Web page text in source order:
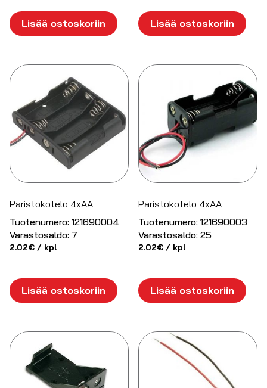
Lisää ostoskoriin Lisää ostoskoriin
Paristokotelo 4xAA
Tuotenumero: 121690004
Varastosaldo: 7
2.02€ / kpl
Lisää ostoskoriin
Paristokotelo 4xAA
Tuotenumero: 121690003
Varastosaldo: 25
2.02€ / kpl
Lisää ostoskoriin